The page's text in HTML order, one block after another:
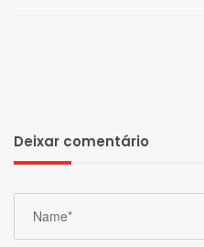
Deixar comentário